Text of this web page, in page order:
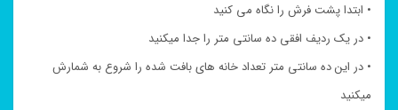
• ابتدا پشت فرش را نگاه می کنید
• در یک ردیف افقی ده سانتی متر را جدا میکنید
• در این ده سانتی متر تعداد خانه های بافت شده را شروع به شمارش
میکنید